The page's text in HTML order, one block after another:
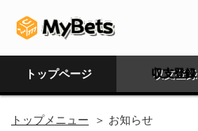
トップページ 収支登録
トップメニュー ＞ お知らせ